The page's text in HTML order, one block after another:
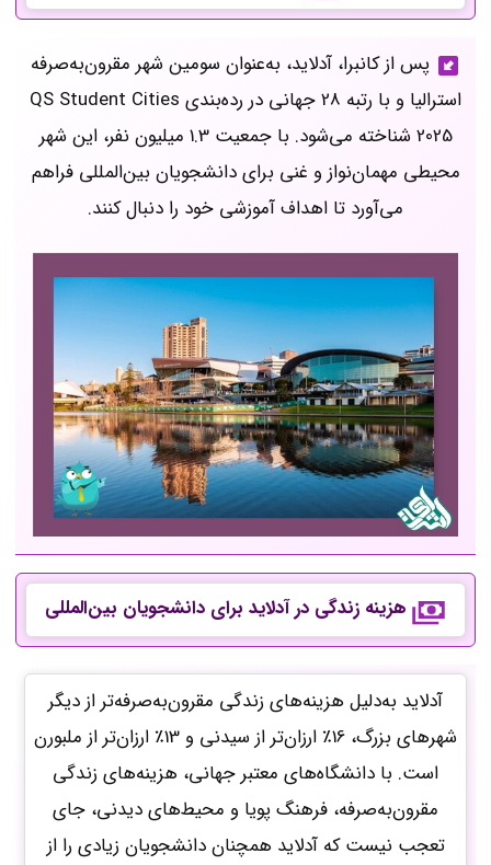
پس از کانبرا، آدلاید، به‌عنوان سومین شهر مقرون‌به‌صرفه
استرالیا و با رتبه 28 جهانی در رده‌بندی QS Student Cities
2025 شناخته می‌شود. با جمعیت 1.3 میلیون نفر، این شهر
محیطی مهمان‌نواز و غنی برای دانشجویان بین‌المللی فراهم
می‌آورد تا اهداف آموزشی خود را دنبال کنند.
هزینه زندگی در آدلاید برای دانشجویان بین‌المللی
آدلاید به‌دلیل هزینه‌های زندگی مقرون‌به‌صرفه‌تر از دیگر
شهرهای بزرگ، 16٪ ارزان‌تر از سیدنی و 13٪ ارزان‌تر از ملبورن
است. با دانشگاه‌های معتبر جهانی، هزینه‌های زندگی
مقرون‌به‌صرفه، فرهنگ پویا و محیط‌های دیدنی، جای
تعجب نیست که آدلاید همچنان دانشجویان زیادی را از